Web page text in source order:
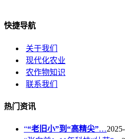
快捷导航
关于我们
现代化农业
农作物知识
联系我们
热门资讯
““老旧小”到“高精尖”…